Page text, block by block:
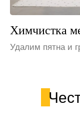
Химчистка
Устраним